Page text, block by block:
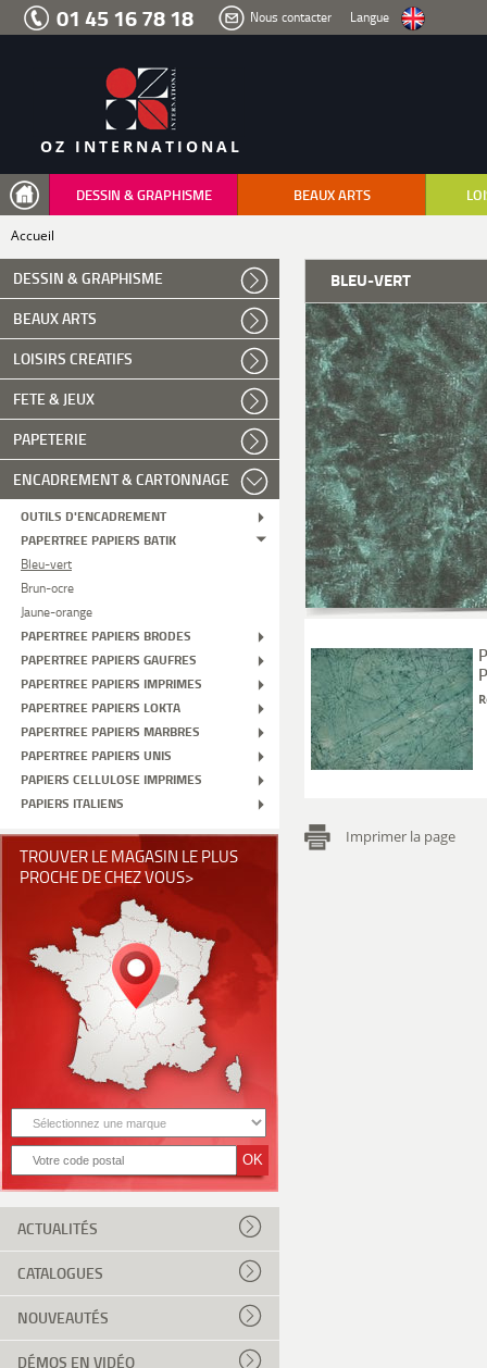
Aller
menu
recherche
01 45 16 78 18 Nous contacter Langue
OZ INTERNATIONAL
DESSIN & GRAPHISME BEAUX ARTS
Accueil
DESSIN & GRAPHISME
BEAUX ARTS
LOISIRS CREATIFS
FETE & JEUX
PAPETERIE
ENCADREMENT & CARTONNAGE
OUTILS D'ENCADREMENT
PAPERTREE PAPIERS BATIK
Bleu-vert
Brun-ocre
Jaune-orange
PAPERTREE PAPIERS BRODES
PAPERTREE PAPIERS GAUFRES
PAPERTREE PAPIERS IMPRIMES
PAPERTREE PAPIERS LOKTA
PAPERTREE PAPIERS MARBRES
PAPERTREE PAPIERS UNIS
PAPIERS CELLULOSE IMPRIMES
PAPIERS ITALIENS
TROUVER LE MAGASIN LE PLUS
PROCHE DE CHEZ VOUS>
ACTUALITÉS
CATALOGUES
NOUVEAUTÉS
DÉMOS EN VIDÉO
BLEU-VERT
Imprimer la page